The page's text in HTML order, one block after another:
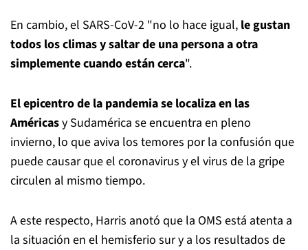
En cambio, el SARS-CoV-2 "no lo hace igual, le gustan
todos los climas y saltar de una persona a otra
simplemente cuando están cerca".
El epicentro de la pandemia se localiza en las
Américasy Sudamérica se encuentra en pleno
invierno, lo que aviva los temores por la confusión que
puede causar que el coronavirus y el virus de la gripe
circulen al mismo tiempo.
A este respecto, Harris anotó que la OMS está atenta a
la situación en el hemisferio sur y a los resultados de